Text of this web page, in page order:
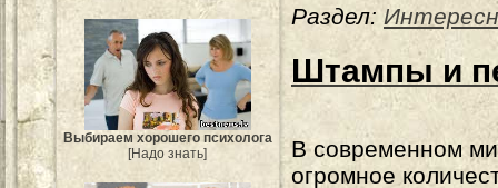
Выбираем хорошего психолога
[Надо знать]
Раздел:
Штампы и
В современном
огромное